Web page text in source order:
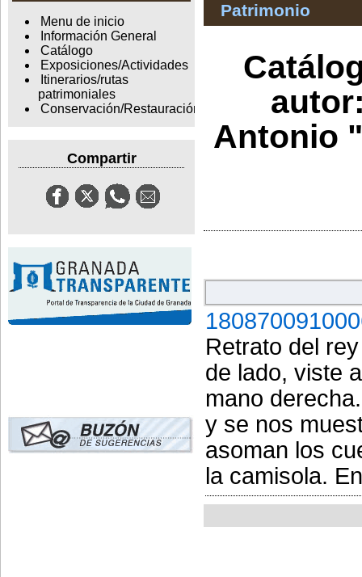
Menu de inicio
Información General
Catálogo
Exposiciones/Actividades
Itinerarios/rutas
patrimoniales
Conservación/Restauración
Compartir
Patrimonio
Antonio
Retrato del
de lado, viste
mano
y se nos
asoman los
la camisola.